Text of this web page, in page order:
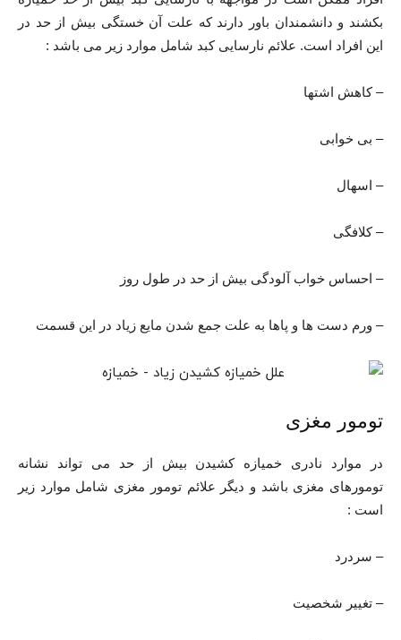
بکشند و دانشمندان باور دارند که علت آن خستگی بیش از حد در
این افراد است. علائم نارسایی کبد شامل موارد زیر می باشد :
– کاهش اشتها
– بی خوابی
– اسهال
– کلافگی
– احساس خواب آلودگی بیش از حد در طول روز
– ورم دست ها و پاها به علت جمع شدن مایع زیاد در این قسمت
تومور مغزی
در موارد نادری خمیازه کشیدن بیش از حد می تواند نشانه
تومورهای مغزی باشد و دیگر علائم تومور مغزی شامل موارد زیر
است :
– سردرد
– تغییر شخصیت